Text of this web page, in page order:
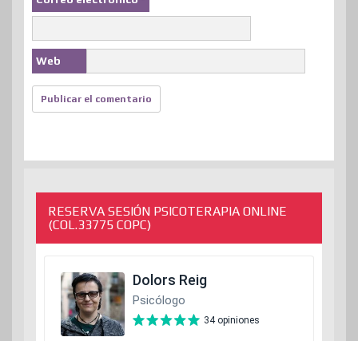
Web
RESERVA SESIÓN PSICOTERAPIA ONLINE
(COL.33775 COPC)